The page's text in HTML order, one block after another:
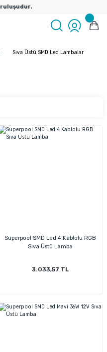
Sıva Üstü SMD Led Lambalar
Superpool SMD Led 4 Kablolu RGB
Sıva Üstü Lamba
3.033,57 TL